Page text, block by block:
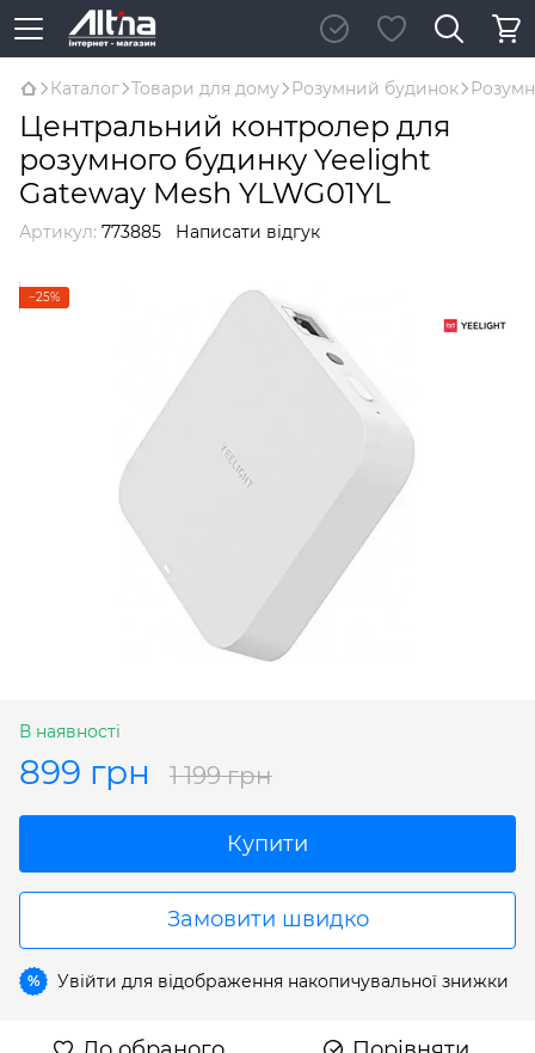
Каталог Товари для дому Розумний будинок
Центральний контролер для
розумного будинку Yeelight
Gateway Mesh YLWG01YL
Артикул: 773885 Написати відгук
−25%
В наявності
899 грн 1 199 грн
Купити
Замовити швидко
% Увійти для відображення накопичувальної знижки